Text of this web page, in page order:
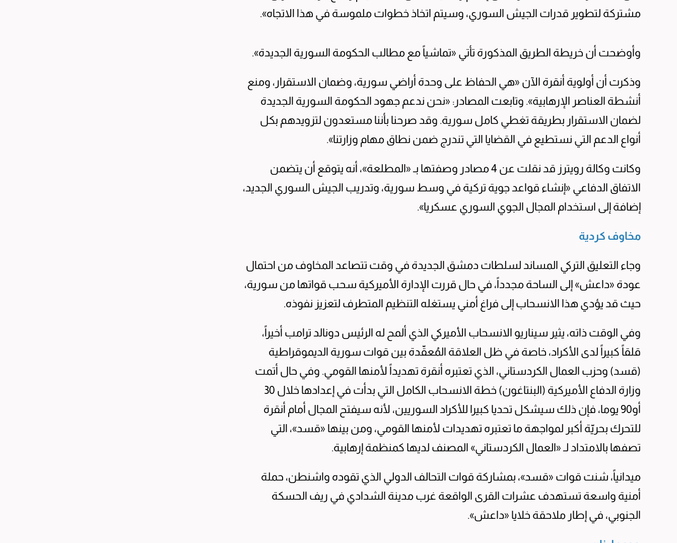
مشتركة لتطوير قدرات الجيش السوري، وسيتم اتخاذ خطوات ملموسة في هذا الاتجاه».
وأوضحت أن خريطة الطريق المذكورة تأتي «تماشياً مع مطالب الحكومة السورية الجديدة».
وذكرت أن أولوية أنقرة الآن «هي الحفاظ على وحدة أراضي سورية، وضمان الاستقرار، ومنع
أنشطة العناصر الإرهابية». وتابعت المصادر: «نحن ندعم جهود الحكومة السورية الجديدة
لضمان الاستقرار بطريقة تغطي كامل سورية. وقد صرحنا بأننا مستعدون لتزويدهم بكل
أنواع الدعم التي نستطيع في القضايا التي تندرج ضمن نطاق مهام وزارتنا».
وكانت وكالة رويترز قد نقلت عن 4 مصادر وصفتها بـ «المطلعة»، أنه يتوقع أن يتضمن
الاتفاق الدفاعي «إنشاء قواعد جوية تركية في وسط سورية، وتدريب الجيش السوري الجديد،
إضافة إلى استخدام المجال الجوي السوري عسكريا».
مخاوف كردية
وجاء التعليق التركي المساند لسلطات دمشق الجديدة في وقت تتصاعد المخاوف من احتمال
عودة «داعش» إلى الساحة مجدداً، في حال قررت الإدارة الأميركية سحب قواتها من سورية،
حيث قد يؤدي هذا الانسحاب إلى فراغ أمني يستغله التنظيم المتطرف لتعزيز نفوذه.
وفي الوقت ذاته، يثير سيناريو الانسحاب الأميركي الذي ألمح له الرئيس دونالد ترامب أخيراً،
قلقاً كبيراً لدى الأكراد، خاصة في ظل العلاقة المُعقّدة بين قوات سورية الديموقراطية
(قسد) وحزب العمال الكردستاني، الذي تعتبره أنقرة تهديداً لأمنها القومي. وفي حال أتمت
وزارة الدفاع الأميركية (البنتاغون) خطة الانسحاب الكامل التي بدأت في إعدادها خلال 30
أو90 يوما، فإن ذلك سيشكل تحديا كبيرا للأكراد السوريين، لأنه سيفتح المجال أمام أنقرة
للتحرك بحريّة أكبر لمواجهة ما تعتبره تهديدات لأمنها القومي، ومن بينها «قسد»، التي
تصفها بالامتداد لـ «العمال الكردستاني» المصنف لديها كمنظمة إرهابية.
ميدانياً، شنت قوات «قسد»، بمشاركة قوات التحالف الدولي الذي تقوده واشنطن، حملة
أمنية واسعة تستهدف عشرات القرى الواقعة غرب مدينة الشدادي في ريف الحسكة
الجنوبي، في إطار ملاحقة خلايا «داعش».